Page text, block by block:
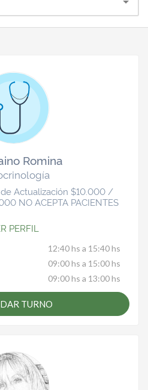
Romina
Actualización $10.000 /
NO ACEPTA PACIENTES
PERFIL
12:40 hs a 15:40 hs
09:00 hs a 15:00 hs
09:00 hs a 13:00 hs
TURNO